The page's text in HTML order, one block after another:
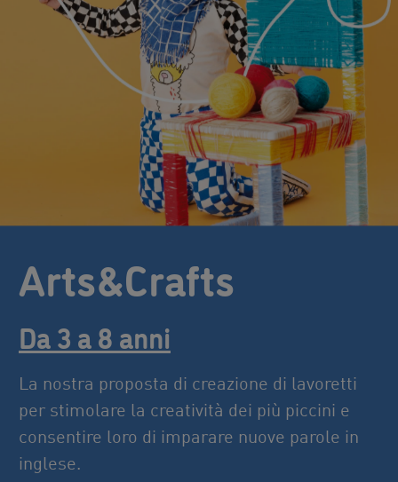
Arts&Crafts
Da 3 a 8 anni
La nostra proposta di creazione di lavoretti
per stimolare la creatività dei più piccini e
consentire loro di imparare nuove parole in
inglese.